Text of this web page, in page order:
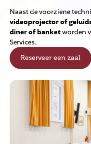
Naast de voorziene
videoprojector of
diner ofbanketworden
Services.
Reserveer een zaal